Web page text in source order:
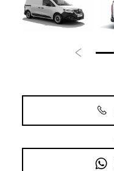
Anterior